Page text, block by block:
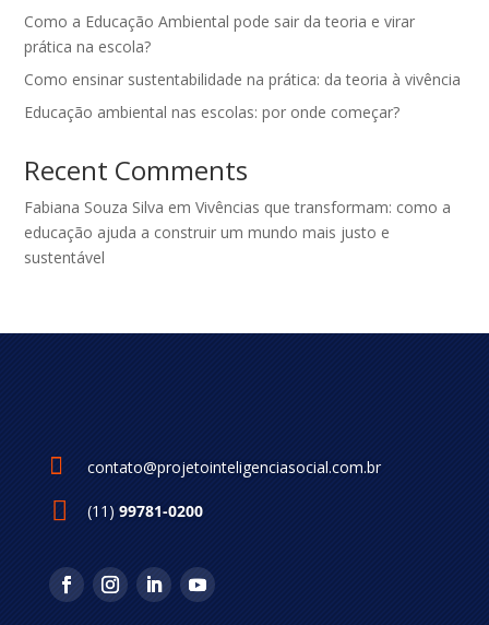
Como a Educação Ambiental pode sair da teoria e virar
prática na escola?
Como ensinar sustentabilidade na prática: da teoria à vivência
Educação ambiental nas escolas: por onde começar?
Recent Comments
Fabiana Souza Silva emVivências que transformam: como a
educação ajuda a construir um mundo mais justo e
sustentável
 contato@projetointeligenciasocial.com.br
(11) 99781-0200